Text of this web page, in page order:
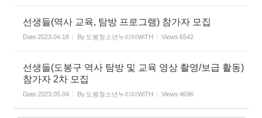
선생들(역사 교육, 탐방 프로그램) 참가자 모집
Date2023.04.18 By 도봉청소년누리터WiTH Views 6542
선생들(도봉구 역사 탐방 및 교육 영상 촬영/보급 활동)
참가자 2차 모집
Date2023.05.04 By 도봉청소년누리터WiTH Views 4696